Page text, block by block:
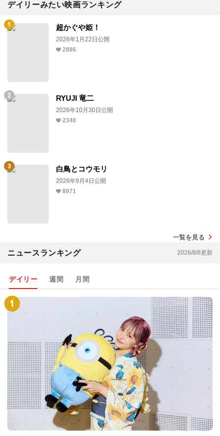
デイリーみたい映画ランキング
超かぐや姫！
2026年1月22日公開
2886
RYUJI 竜二
2026年10月30日公開
2340
白鳥とコウモリ
2026年9月4日公開
8971
一覧を見る
ニュースランキング 2026/8/8更新
デイリー 週間 月間